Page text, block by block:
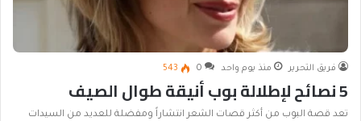
فريق التحرير منذ يوم واحد 0
543
5 نصائح لإطلالة بوب أنيقة طوال الصيف
تعد قصة البوب من أكثر قصات الشعر انتشاراً ومفضلة للعديد من السيدات